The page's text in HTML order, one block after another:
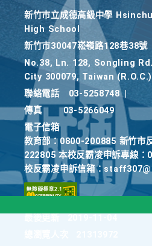
新竹巿立成德高級中學
High School
新竹巿30047崧嶺路128巷38號
No.38, Ln. 128, Songling
City 300079, Taiwan (R.O.C.)
聯絡電話
03-5258748
傳真
03-5266049
電子信箱
教育部：0800-200885 新竹市
222805 本校反霸凌申訴專線
校反霸凌申訴信箱：